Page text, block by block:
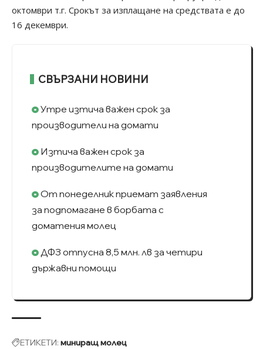
октомври т.г. Срокът за изплащане на средствата е до
16 декември.
СВЪРЗАНИ НОВИНИ
Утре изтича важен срок за
производители на домати
Изтича важен срок за
производителите на домати
От понеделник приемат заявления
за подпомагане в борбата с
доматения молец
ДФЗ отпусна 8,5 млн. лв за четири
държавни помощи
ЕТИКЕТИ: миниращ молец